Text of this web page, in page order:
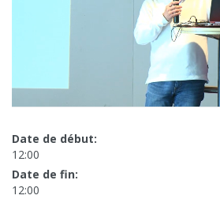
Date de début:
12:00
Date de fin:
12:00